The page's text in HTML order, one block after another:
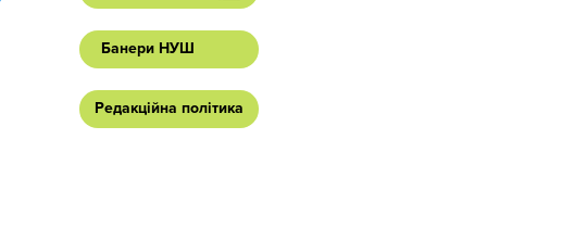
Банери НУШ
Редакційна політика